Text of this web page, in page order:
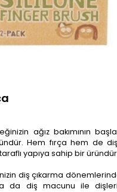
ağız bakımının
Hem fırça hem de diş
yapıya sahip bir
diş çıkarma
da diş macunu ile